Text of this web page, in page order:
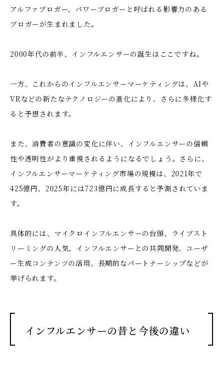
アルファブロガー、パワーブロガーと呼ばれる影響力のある
ブロガーが生まれました。
2000年代の前半、インフルエンサーの誕生はここですね。
一方、これからのインフルエンサーマーケティングは、AIや
VRなどの新たなテクノロジーの進化により、さらに多様化す
ると予想されます。
また、消費者の意識の変化に伴い、インフルエンサーの信頼
性や透明性がより重視されるようになるでしょう。さらに、
インフルエンサーマーケティング市場の規模は、2021年で
425億円、2025年には723億円に成長すると予測されていま
す。
具体的には、マイクロインフルエンサーの台頭、ライブスト
リーミングの人気、インフルエンサーとの共同開発、ユーザ
ー生成コンテンツの活用、長期的なパートナーシップなどが
挙げられます。
インフルエンサーの昔と今後の違い